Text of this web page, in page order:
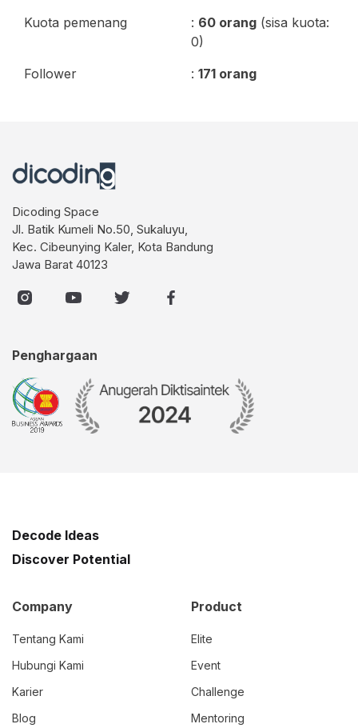
Kuota pemenang
: 60 orang (sisa kuota:
0)
Follower
: 171 orang
Dicoding Space
Jl. Batik Kumeli No.50, Sukaluyu,
Kec. Cibeunying Kaler, Kota Bandung
Jawa Barat 40123
Penghargaan
Decode Ideas
Discover Potential
Company
Tentang Kami
Hubungi Kami
Karier
Blog
Product
Elite
Event
Challenge
Mentoring